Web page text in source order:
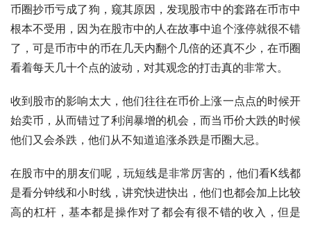
币圈抄币亏成了狗，窥其原因，发现股市中的套路在币市中
根本不受用，因为在股市中的人在故事中追个涨停就很不错
了，可是币市中的币在几天内翻个几倍的还真不少，在币圈
看着每天几十个点的波动，对其观念的打击真的非常大。
收到股市的影响太大，他们往往在币价上涨一点点的时候开
始卖币，从而错过了利润暴增的机会，而当币价大跌的时候
他们又会杀跌，他们从不知道追涨杀跌是币圈大忌。
在股市中的朋友们呢，玩短线是非常厉害的，他们看K线都
是看分钟线和小时线，讲究快进快出，他们也都会加上比较
高的杠杆，基本都是操作对了都会有很不错的收入，但是